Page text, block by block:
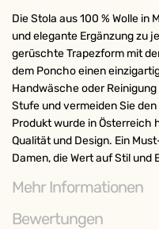
Die Stola aus 100 % Wolle
und elegante Ergänzung zu
gerüschte Trapezform mit
dem Poncho einen
Handwäsche oder
Stufe und vermeiden Sie
Produkt wurde in
Qualität und Design. Ein
Damen, die Wert auf Stil und
Mehr Informationen
Bewertungen